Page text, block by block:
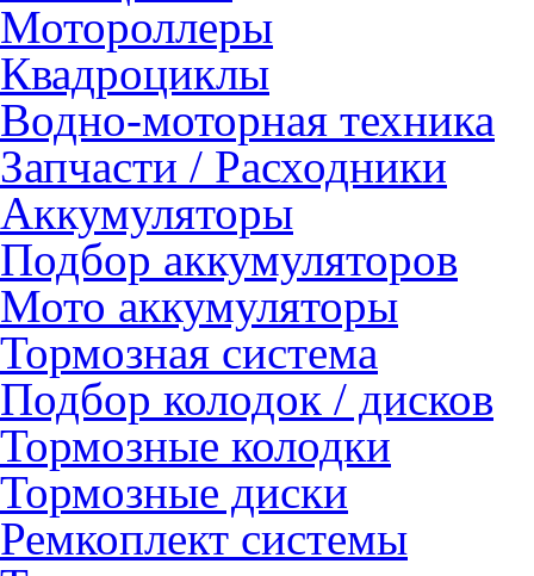
Мотороллеры
Квадроциклы
Водно-моторная техника
Запчасти / Расходники
Аккумуляторы
Подбор аккумуляторов
Мото аккумуляторы
Тормозная система
Подбор колодок / дисков
Тормозные колодки
Тормозные диски
Ремкоплект системы